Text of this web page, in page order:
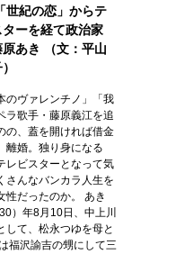
紀の恋」からテ
ターを経て政治家
あき （文：平山
のヴァレンチノ」「我
ラ歌手・藤原義江を追
の、蓋を開ければ借金
離婚。独り身になる
レビスターとなって気
んなバンカラ人生を
性だったのか。 あき
）年8月10日、中上川
して、松永つゆを母と
福沢諭吉の甥にして三